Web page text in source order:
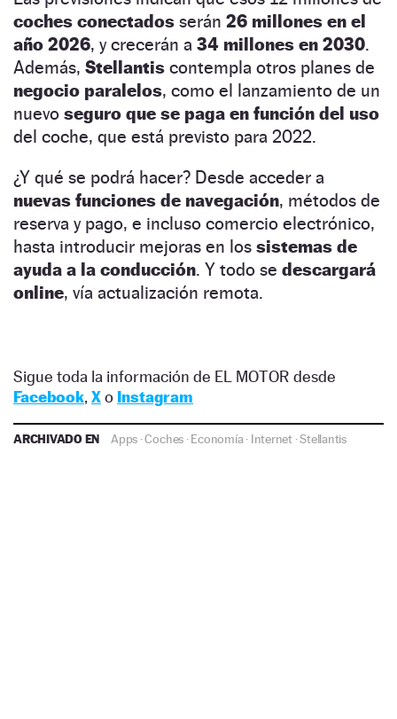
coches conectados serán 26 millones en el
año 2026, y crecerán a 34 millones en 2030.
Además, Stellantis contempla otros planes de
negocio paralelos, como el lanzamiento de un
nuevo seguro que se paga en función del uso
del coche, que está previsto para 2022.
¿Y qué se podrá hacer? Desde acceder a
nuevas funciones de navegación, métodos de
reserva y pago, e incluso comercio electrónico,
hasta introducir mejoras en los sistemas de
ayuda a la conducción. Y todo se descargará
online, vía actualización remota.
Sigue toda la información de EL MOTOR desde
Facebook, Xo Instagram
ARCHIVADO EN Apps ·Coches ·Economía· Internet ·Stellantis